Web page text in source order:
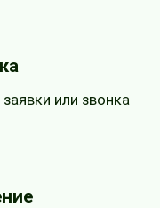
или звонка